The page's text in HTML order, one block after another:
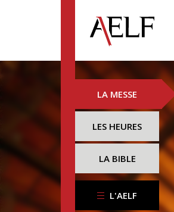
LA MESSE
LES HEURES
LA BIBLE
L'AELF